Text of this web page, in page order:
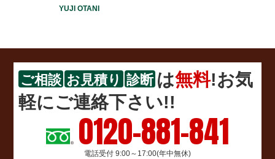
YUJI OTANI
ご相談 お見積り 診断 は無料!お気
軽にご連絡下さい!!
0120-881-841
電話受付 9:00～17:00(年中無休)